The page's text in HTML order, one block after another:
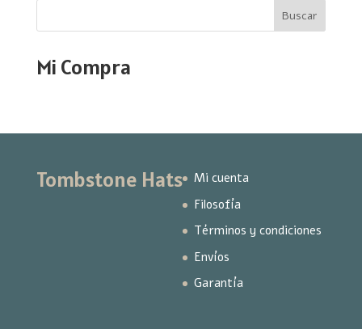
Buscar
Mi Compra
Tombstone Hats
Mi cuenta
Filosofía
Términos y condiciones
Envíos
Garantía